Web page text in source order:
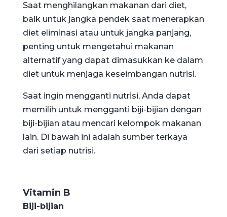
Saat menghilangkan makanan dari diet,
baik untuk jangka pendek saat menerapkan
diet eliminasi atau untuk jangka panjang,
penting untuk mengetahui makanan
alternatif yang dapat dimasukkan ke dalam
diet untuk menjaga keseimbangan nutrisi.
Saat ingin mengganti nutrisi, Anda dapat
memilih untuk mengganti biji-bijian dengan
biji-bijian atau mencari kelompok makanan
lain. Di bawah ini adalah sumber terkaya
dari setiap nutrisi.
Vitamin B
Biji-bijian